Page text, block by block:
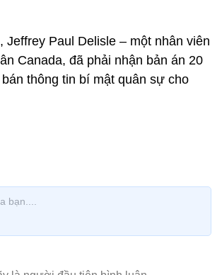
Jeffrey Paul Delisle – một nhân viên
Canada, đã phải nhận bản án 20
thông tin bí mật quân sự cho